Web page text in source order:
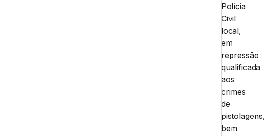
Polícia
Civil
local,
em
repressão
qualificada
aos
crimes
de
pistolagens,
bem